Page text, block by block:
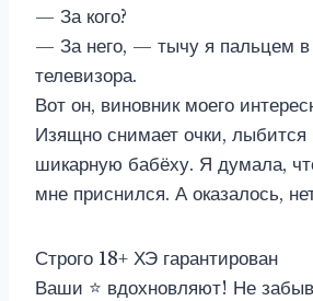
— За кого?
— За него, — тычу я пальцем в
телевизора.
Вот он, виновник моего
Изящно снимает очки, лыбится
шикарную бабёху. Я думала,
мне приснился. А оказалось,
Строго 18+ ХЭ гарантирован
Ваши ⭐ вдохновляют! Не